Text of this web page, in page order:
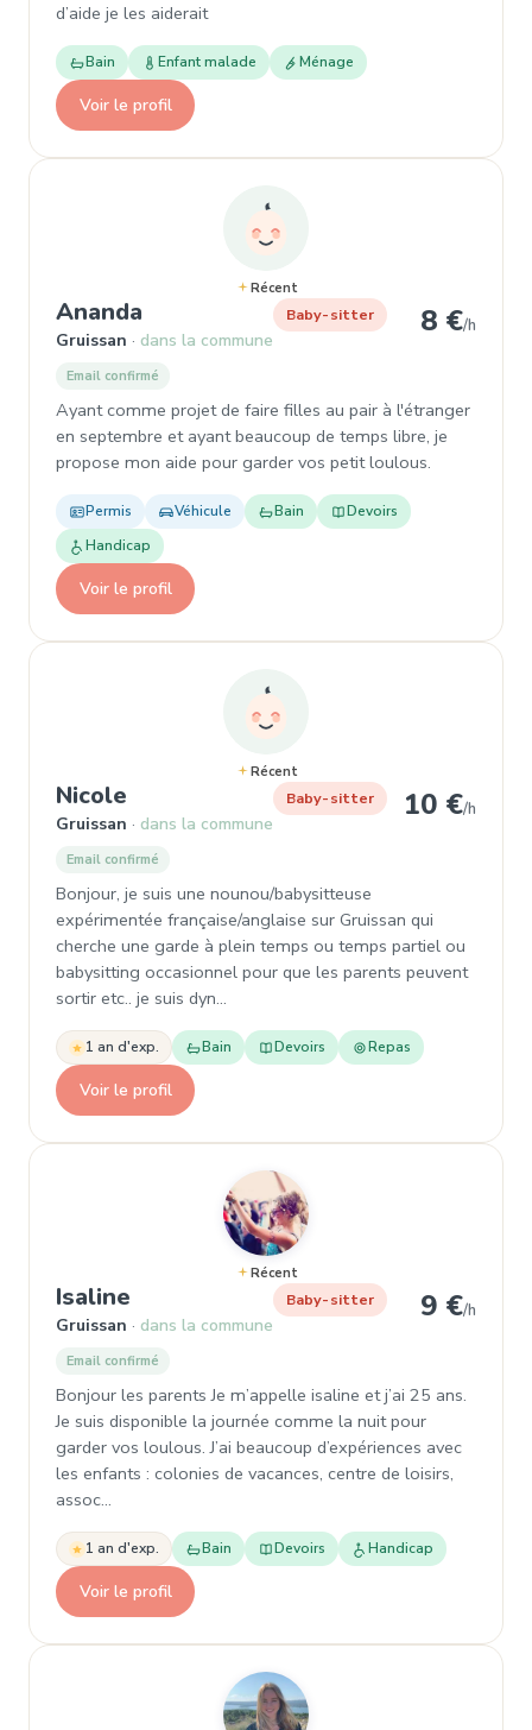
d’aide je les aiderait
Bain Enfant malade Ménage
Voir le profil
Récent
Ananda , Baby-sitter à Gruissan
Gruissan dans la commune
Baby-sitter 8 €/h
Email confirmé
Ayant comme projet de faire filles au pair à l'étranger
en septembre et ayant beaucoup de temps libre, je
propose mon aide pour garder vos petit loulous.
Permis Véhicule Bain
Devoirs
Handicap
Voir le profil
Récent
Nicole , Baby-sitter à Gruissan
Gruissan dans la commune
Baby-sitter 10 €/h
Email confirmé
Bonjour, je suis une nounou/babysitteuse
expérimentée française/anglaise sur Gruissan qui
cherche une garde à plein temps ou temps partiel ou
babysitting occasionnel pour que les parents peuvent
sortir etc.. je suis dyn…
1 an d'exp. Bain Devoirs Repas
Voir le profil
Récent
Isaline , Baby-sitter à Gruissan
Gruissan dans la commune
Baby-sitter 9 €/h
Email confirmé
Bonjour les parents Je m’appelle isaline et j’ai 25 ans.
Je suis disponible la journée comme la nuit pour
garder vos loulous. J’ai beaucoup d’expériences avec
les enfants : colonies de vacances, centre de loisirs,
assoc…
1 an d'exp. Bain Devoirs Handicap
Voir le profil